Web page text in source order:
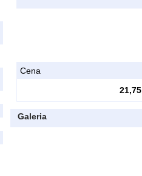
Cena
21,75
Galeria